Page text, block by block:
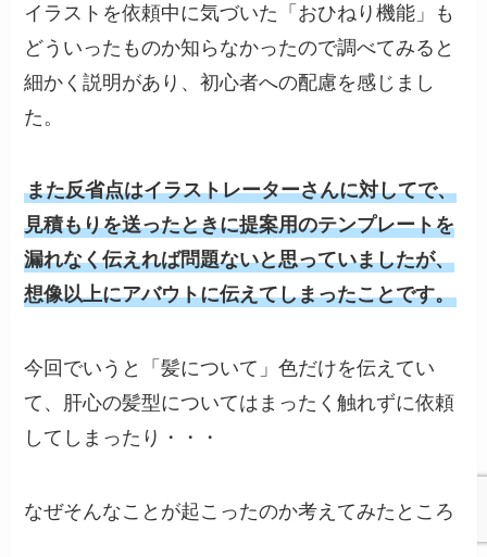
イラストを依頼中に気づいた「おひねり機能」も
どういったものか知らなかったので調べてみると
細かく説明があり、初心者への配慮を感じまし
た。
また反省点はイラストレーターさんに対してで、
見積もりを送ったときに提案用のテンプレートを
漏れなく伝えれば問題ないと思っていましたが、
想像以上にアバウトに伝えてしまったことです。
今回でいうと「髪について」色だけを伝えてい
て、肝心の髪型についてはまったく触れずに依頼
してしまったり・・・
なぜそんなことが起こったのか考えてみたところ